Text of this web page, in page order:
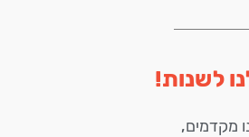
לשנות!
מקדמים,